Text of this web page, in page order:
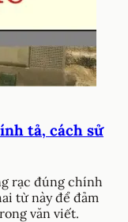
tả, cách sử
rạc đúng chính
từ này để đảm
văn viết.